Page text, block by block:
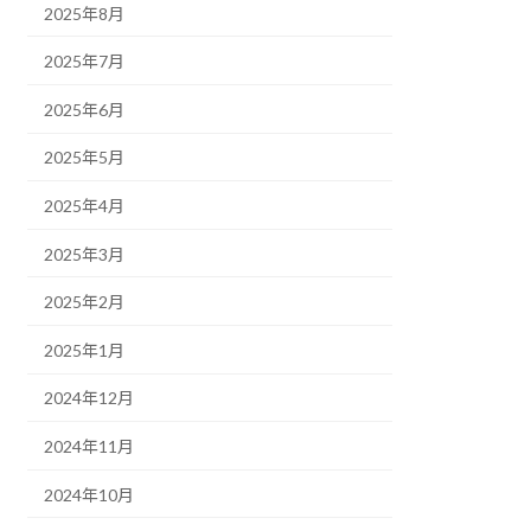
2025年8月
2025年7月
2025年6月
2025年5月
2025年4月
2025年3月
2025年2月
2025年1月
2024年12月
2024年11月
2024年10月